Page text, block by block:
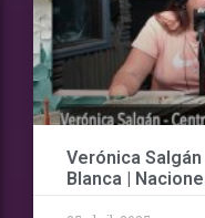
Verónica
Blanca |